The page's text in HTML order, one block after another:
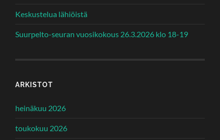
Keskustelua lähiöistä
Suurpelto-seuran vuosikokous 26.3.2026 klo 18-19
ARKISTOT
heinäkuu 2026
toukokuu 2026